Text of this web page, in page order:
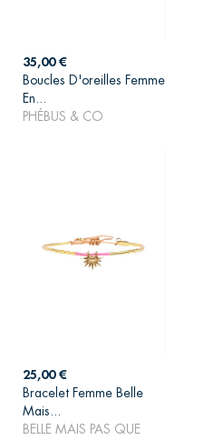
Prix
35,00 €
Boucles D'oreilles Femme
En...
PHÉBUS & CO
AJOUTER AU
Prix
25,00 €
Bracelet Femme Belle
Mais...
BELLE MAIS PAS QUE
AJOUTER AU